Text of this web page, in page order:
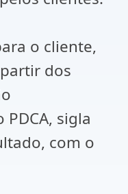
o cliente,
dos
sigla
com o